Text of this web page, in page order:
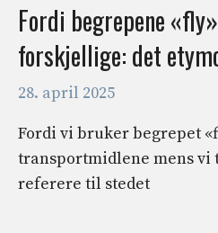
Fordi begrepene
forskjellige: det
28. april 2025
Fordi vi bruker begrepet
transportmidlene mens vi
referere til stedet